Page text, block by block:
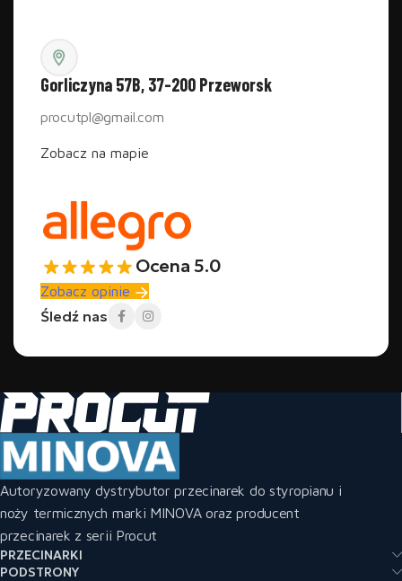
Gorliczyna 57B, 37-200 Przeworsk
procutpl@gmail.com
Zobacz na mapie
Ocena 5.0
Zobacz opinie
Śledź nas
Autoryzowany dystrybutor przecinarek do styropianu i
noży termicznych marki MINOVA oraz producent
przecinarek z serii Procut
PRZECINARKI
PODSTRONY